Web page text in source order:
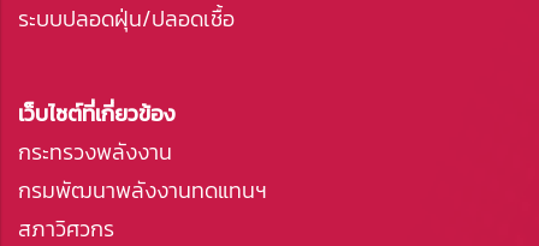
ระบบปลอดฝุ่น/ปลอดเชื้อ
เว็บไซต์ที่เกี่ยวข้อง
กระทรวงพลังงาน
กรมพัฒนาพลังงานทดแทนฯ
สภาวิศวกร